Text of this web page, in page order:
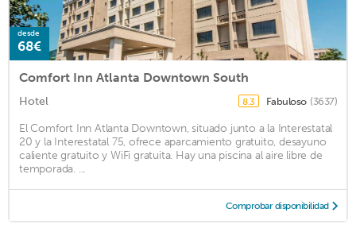
desde
68€
Comfort Inn Atlanta Downtown South
Hotel 8.3 Fabuloso (3637)
El Comfort Inn Atlanta Downtown, situado junto a la Interestatal
20 y la Interestatal 75, ofrece aparcamiento gratuito, desayuno
caliente gratuito y WiFi gratuita. Hay una piscina al aire libre de
temporada. ...
Comprobar disponibilidad